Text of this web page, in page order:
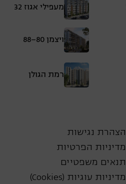
מעפילי אגוז 32
ויצמן 80–88
רמת הגולן
הצהרת נגישות
מדיניות הפרטיות
תנאים משפטיים
מדיניות עוגיות (Cookies)